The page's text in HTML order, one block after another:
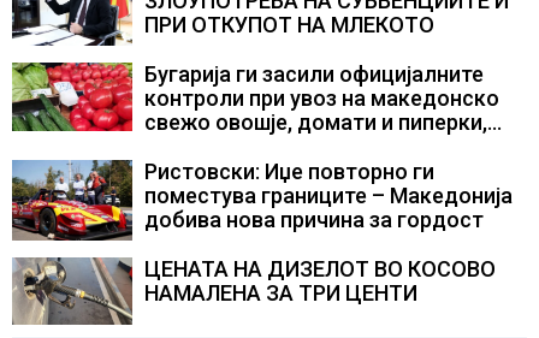
ПРИ ОТКУПОТ НА МЛЕКОТО
Бугарија ги засили официјалните
контроли при увоз на македонско
свежо овошје, домати и пиперки,
Ристовски: Иџе повторно ги
поместува границите – Македонија
добива нова причина за гордост
ЦЕНАТА НА ДИЗЕЛОТ ВО КОСОВО
НАМАЛЕНА ЗА ТРИ ЦЕНТИ